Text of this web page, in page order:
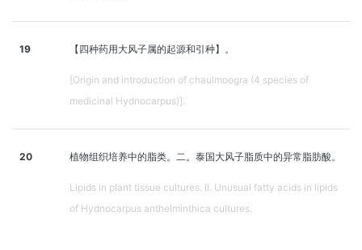
19 【四种药用大风子属的起源和引种】。
[Origin and introduction of chaulmoogra (4 species of
medicinal Hydnocarpus)].
20 植物组织培养中的脂类。二。泰国大风子脂质中的异常脂肪酸。
Lipids in plant tissue cultures. II. Unusual fatty acids in lipids
of Hydnocarpus anthelminthica cultures.